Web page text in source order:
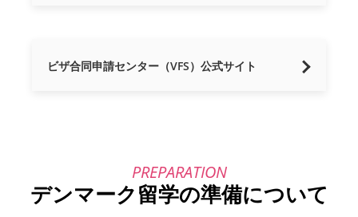
ビザ合同申請センター（VFS）公式サイト
デンマーク留学の準備について